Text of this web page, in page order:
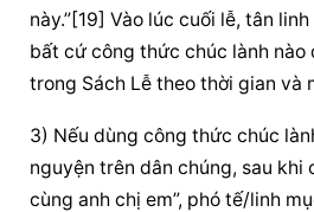
này.”[19] Vào lúc cuối lễ, tân
bất cứ công thức chúc lành nào
trong Sách Lễ theo thời gian và
3) Nếu dùng công thức chúc
nguyện trên dân chúng, sau khi
cùng anh chị em”, phó tế/linh